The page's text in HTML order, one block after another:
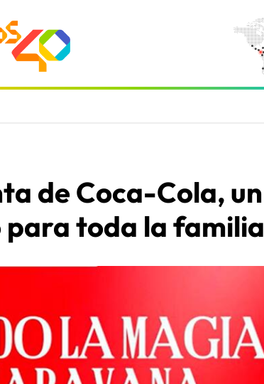
de Coca-Cola, un
para toda la familia